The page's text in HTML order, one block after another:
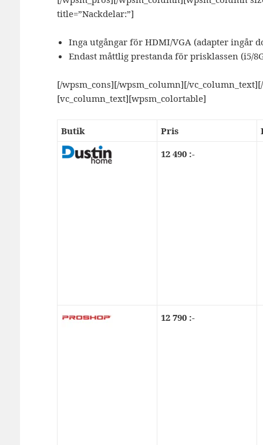
title=”Nackdelar:”]
Inga utgångar för HDMI/VGA (adapter ingår
Endast måttlig prestanda för prisklassen (i5/
[/wpsm_cons][/wpsm_column][/
[vc_column_text][wpsm_colortable]
Butik Pris
12 490 :-
12 790 :-